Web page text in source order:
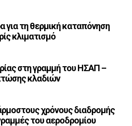
για τη θερμική καταπόνηση
κλιματισμό
στη γραμμή του ΗΣΑΠ –
κλαδιών
χρόνους διαδρομής
του αεροδρομίου